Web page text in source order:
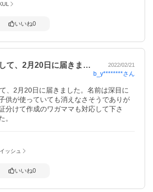
いいね0
て、2月20日に届きま… 2022/02/21
b_y********さん
、2月20日に届きました。名前は深目に
供が使っていても消えなさそうでありが
分けて作成のワガママも対応して下さ
。
ッシュ
いいね0